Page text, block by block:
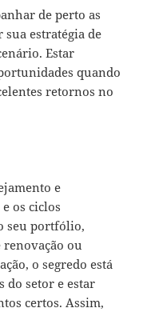
de perto as
estratégia de
Estar
quando
retornos no
e
os ciclos
seu portfólio,
ou
o segredo está
do setor e estar
certos. Assim,